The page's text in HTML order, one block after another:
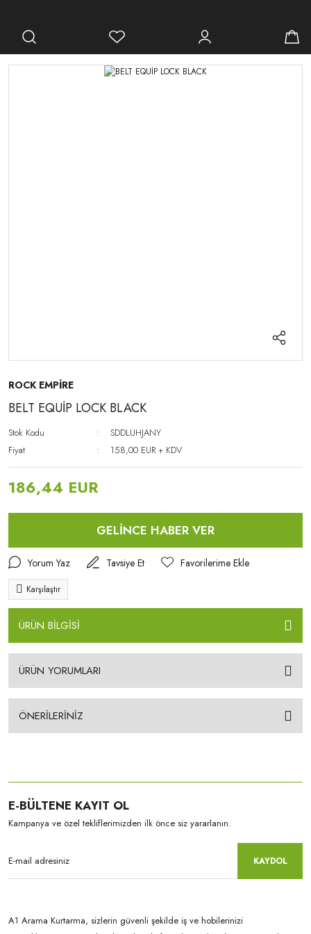
ROCK EMPİRE
BELT EQUİP LOCK BLACK
Stok Kodu
SDDLUHJANY
Fiyat
158,00 EUR + KDV
186,44 EUR
GELİNCE HABER VER
Yorum Yaz Tavsiye Et
Karşılaştır
ÜRÜN BİLGİSİ
ÜRÜN YORUMLARI
ÖNERİLERİNİZ
E-BÜLTENE KAYIT OL
Kampanya ve özel tekliflerimizden ilk önce siz yararlanın.
KAYDOL
A1 Arama Kurtarma, sizlerin güvenli şekilde iş ve hobilerinizi